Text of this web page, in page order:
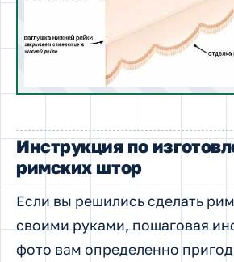
Инструкция по
римских штор
Если вы решились сделать
своими руками, пошаговая
фото вам определенно